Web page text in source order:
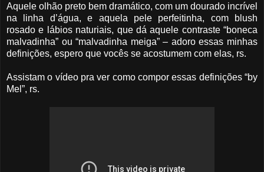
Aquele olhão preto bem dramático, com um dourado incrível
na linha d’água, e aquela pele perfeitinha, com blush
rosado e lábios naturiais, que dá aquele contraste “boneca
malvadinha” ou “malvadinha meiga” – adoro essas minhas
definições, espero que vocês se acostumem com elas, rs.
Assistam o vídeo pra ver como compor essas definições “by
Mel”, rs.